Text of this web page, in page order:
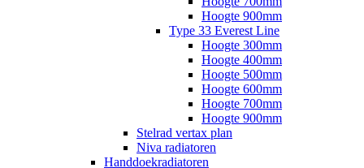
Hoogte 900mm
Type 33 Everest Line
Hoogte 300mm
Hoogte 400mm
Hoogte 500mm
Hoogte 600mm
Hoogte 700mm
Hoogte 900mm
Stelrad vertax plan
Niva radiatoren
Handdoekradiatoren